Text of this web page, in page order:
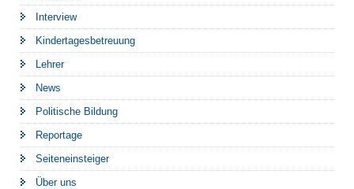
Interview
Kindertagesbetreuung
Lehrer
News
Politische Bildung
Reportage
Seiteneinsteiger
Über uns